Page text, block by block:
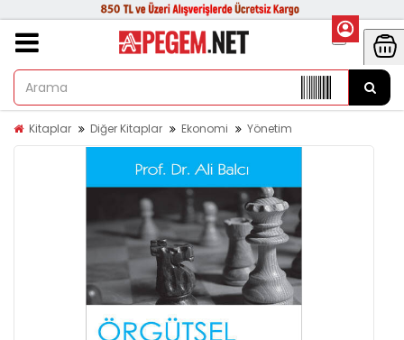
Kitaplar Diğer Kitaplar Ekonomi Yönetim